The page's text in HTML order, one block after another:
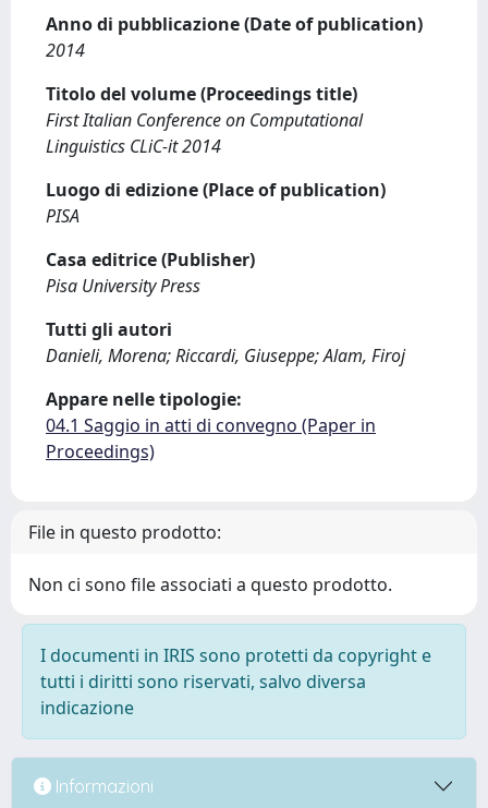
Anno di pubblicazione (Date of publication)
2014
Titolo del volume (Proceedings title)
First Italian Conference on Computational
Linguistics CLiC-it 2014
Luogo di edizione (Place of publication)
PISA
Casa editrice (Publisher)
Pisa University Press
Tutti gli autori
Danieli, Morena; Riccardi, Giuseppe; Alam, Firoj
Appare nelle tipologie:
04.1 Saggio in atti di convegno (Paper in
Proceedings)
File in questo prodotto:
Non ci sono file associati a questo prodotto.
I documenti in IRIS sono protetti da copyright e
tutti i diritti sono riservati, salvo diversa
indicazione
Informazioni